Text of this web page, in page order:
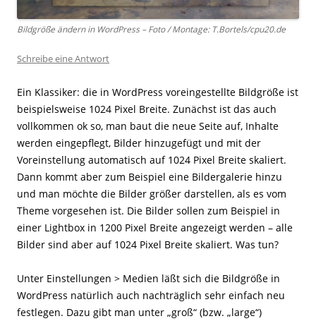
Bildgröße ändern in WordPress – Foto / Montage: T.Bortels/cpu20.de
Schreibe eine Antwort
Ein Klassiker: die in WordPress voreingestellte Bildgröße ist
beispielsweise 1024 Pixel Breite. Zunächst ist das auch
vollkommen ok so, man baut die neue Seite auf, Inhalte
werden eingepflegt, Bilder hinzugefügt und mit der
Voreinstellung automatisch auf 1024 Pixel Breite skaliert.
Dann kommt aber zum Beispiel eine Bildergalerie hinzu
und man möchte die Bilder größer darstellen, als es vom
Theme vorgesehen ist. Die Bilder sollen zum Beispiel in
einer Lightbox in 1200 Pixel Breite angezeigt werden – alle
Bilder sind aber auf 1024 Pixel Breite skaliert. Was tun?
Unter Einstellungen > Medien läßt sich die Bildgröße in
WordPress natürlich auch nachträglich sehr einfach neu
festlegen. Dazu gibt man unter „groß“ (bzw. „large“)